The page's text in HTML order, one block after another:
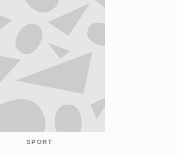
SPORT